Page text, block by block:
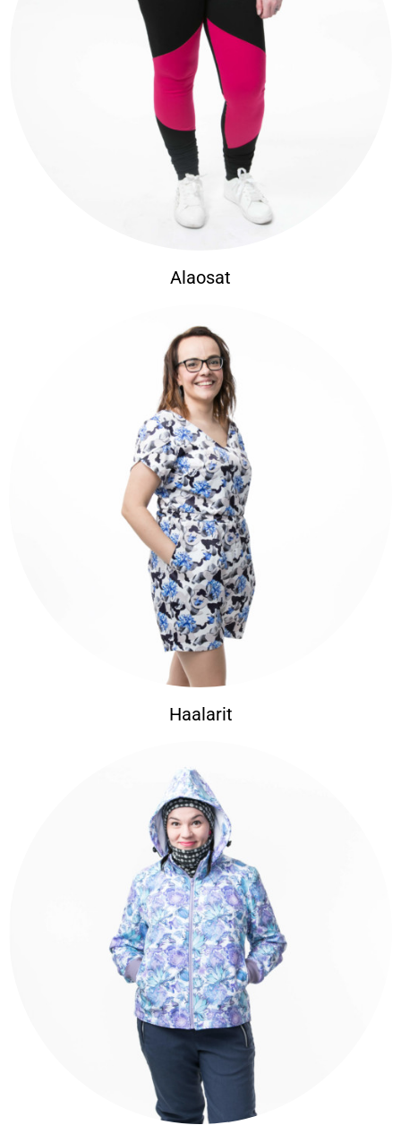
Alaosat
Haalarit